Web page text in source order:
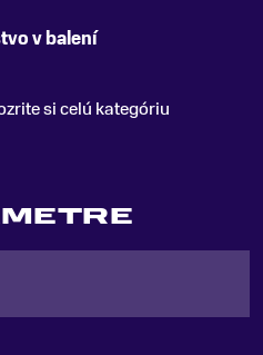
v balení
si celú kategóriu